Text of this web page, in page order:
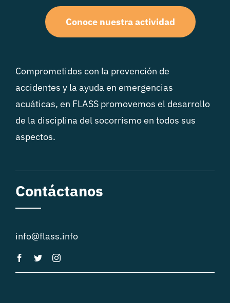
Conoce nuestra actividad
Comprometidos con la prevención de
accidentes y la ayuda en emergencias
acuáticas, en FLASS promovemos el desarrollo
de la disciplina del socorrismo en todos sus
aspectos.
Contáctanos
info@flass.info